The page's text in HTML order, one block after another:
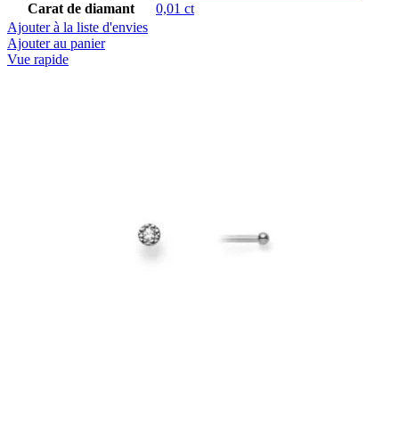
Carat de diamant
0,01 ct
Ajouter à la liste d'envies
Ajouter au panier
Vue rapide